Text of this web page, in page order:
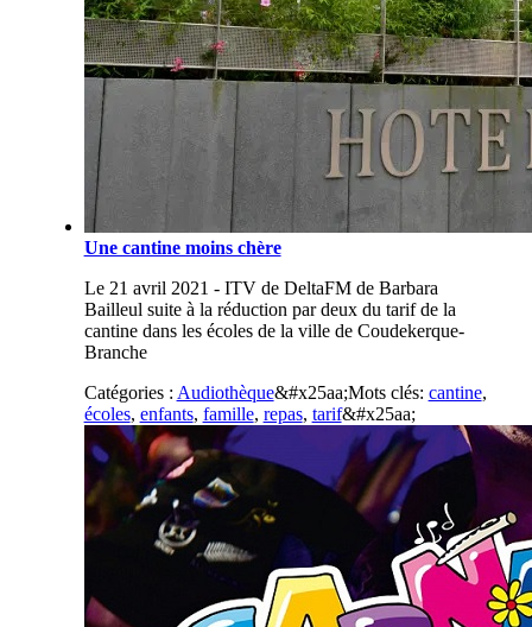
Une cantine moins chère
Le 21 avril 2021 - ITV de DeltaFM de Barbara
Bailleul suite à la réduction par deux du tarif de la
cantine dans les écoles de la ville de Coudekerque-
Branche
Catégories : Audiothèque&#x25aa;Mots clés: cantine,
écoles, enfants, famille, repas, tarif&#x25aa;